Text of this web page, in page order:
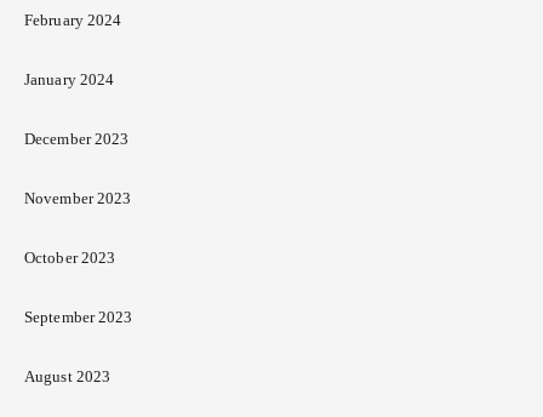
February 2024
January 2024
December 2023
November 2023
October 2023
September 2023
August 2023